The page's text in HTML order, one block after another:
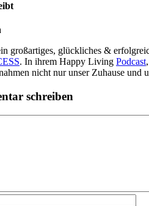
großartiges, glückliches &
. In ihrem Happy Living Podcast
nicht nur unser Zuhause und
schreiben